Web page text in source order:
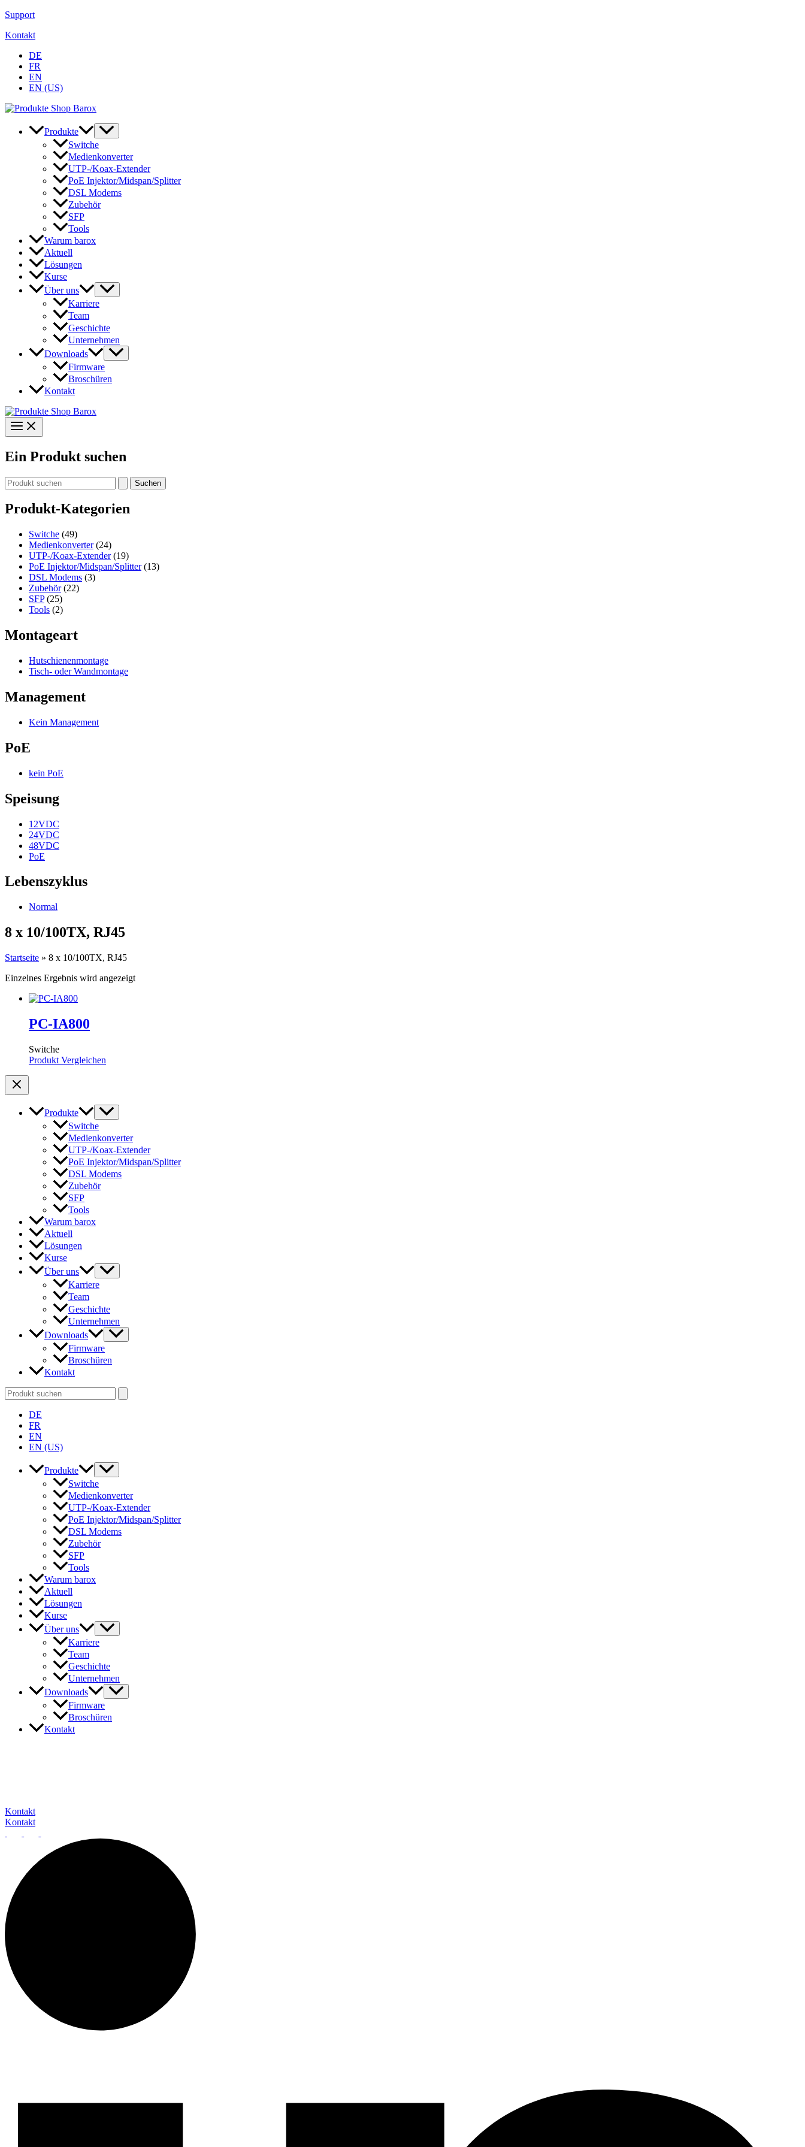
Zum
springen
Support
Kontakt
DE
FR
EN
EN (US)
Produkte
Switche
Medienkonverter
UTP-/Koax-Extender
PoE Injektor/Midspan/Splitter
DSL Modems
Zubehör
SFP
Tools
Warum barox
Aktuell
Lösungen
Kurse
Über uns
Karriere
Team
Geschichte
Unternehmen
Downloads
Firmware
Broschüren
Kontakt
Ein Produkt suchen
Suchen
nach:
Produkt-Kategorien
Switche (49)
Medienkonverter (24)
UTP-/Koax-Extender (19)
PoE Injektor/Midspan/Splitter (13)
DSL Modems (3)
Zubehör (22)
SFP (25)
Tools (2)
Montageart
Hutschienenmontage
Tisch- oder Wandmontage
Management
Kein Management
PoE
kein PoE
Speisung
12VDC
24VDC
48VDC
PoE
Lebenszyklus
Normal
8 x 10/100TX, RJ45
Startseite » 8 x 10/100TX, RJ45
Einzelnes Ergebnis wird angezeigt
PC-IA800
Switche
Produkt Vergleichen
Produkte
Switche
Medienkonverter
UTP-/Koax-Extender
PoE Injektor/Midspan/Splitter
DSL Modems
Zubehör
SFP
Tools
Warum barox
Aktuell
Lösungen
Kurse
Über uns
Karriere
Team
Geschichte
Unternehmen
Downloads
Firmware
Broschüren
Kontakt
Search
for:
DE
FR
EN
EN (US)
Produkte
Switche
Medienkonverter
UTP-/Koax-Extender
PoE Injektor/Midspan/Splitter
DSL Modems
Zubehör
SFP
Tools
Warum barox
Aktuell
Lösungen
Kurse
Über uns
Karriere
Team
Geschichte
Unternehmen
Downloads
Firmware
Broschüren
Kontakt
Kontakt
Kontakt